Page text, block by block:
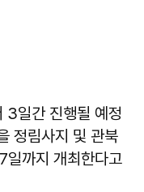
3일간 진행될 예정
정림사지 및 관북
일까지 개최한다고